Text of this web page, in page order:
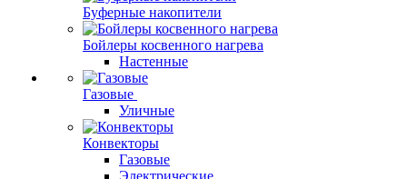
Буферные накопители
Бойлеры косвенного нагрева
Настенные
Газовые
Уличные
Конвекторы
Газовые
Электрические